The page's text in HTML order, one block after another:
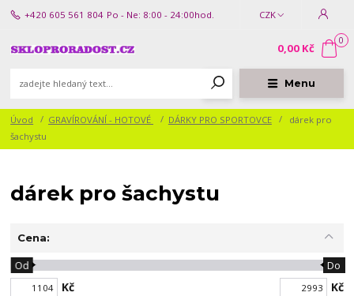
Menu
CZK
+420 605 561 804 Po - Ne: 8:00 - 24:00hod.
0
0,00 Kč
Úvod GRAVÍROVÁNÍ - HOTOVÉ DÁRKY PRO SPORTOVCE
dárek pro
šachystu
dárek pro šachystu
Cena:
Kč
Od Do
Kč